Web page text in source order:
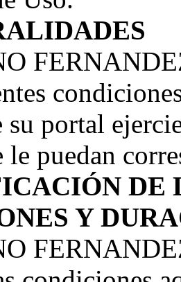
su portal
le puedan
DE
Y